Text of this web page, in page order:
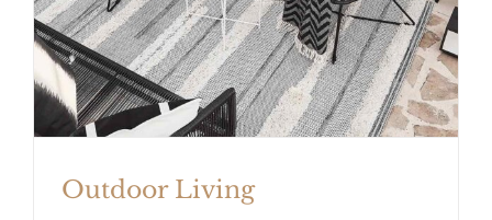
Outdoor Living